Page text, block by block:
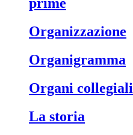
prime
organizzazione
organigramma
organi collegiali
la storia